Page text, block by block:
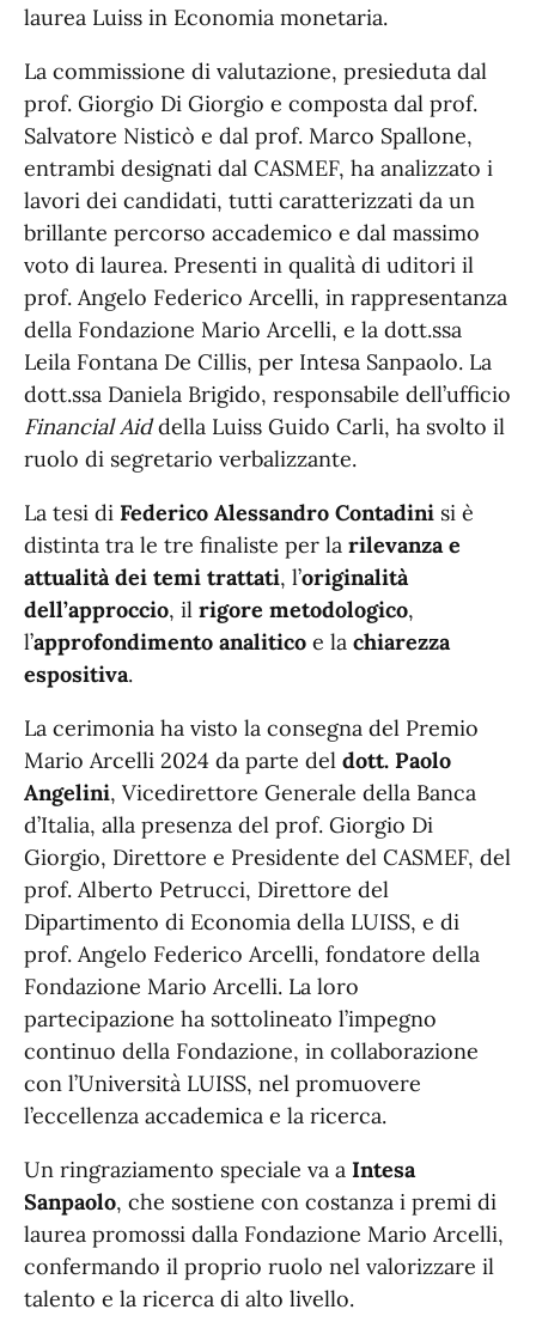
laurea Luiss in Economia monetaria.
La commissione di valutazione, presieduta dal
prof. Giorgio Di Giorgio e composta dal prof.
Salvatore Nisticò e dal prof. Marco Spallone,
entrambi designati dal CASMEF, ha analizzato i
lavori dei candidati, tutti caratterizzati da un
brillante percorso accademico e dal massimo
voto di laurea. Presenti in qualità di uditori il
prof. Angelo Federico Arcelli, in rappresentanza
della Fondazione Mario Arcelli, e la dott.ssa
Leila Fontana De Cillis, per Intesa Sanpaolo. La
dott.ssa Daniela Brigido, responsabile dell’ufficio
Financial Aiddella Luiss Guido Carli, ha svolto il
ruolo di segretario verbalizzante.
La tesi di Federico Alessandro Contadini si è
distinta tra le tre finaliste per la rilevanza e
attualità dei temi trattati, l’originalità
dell’approccio, il rigore metodologico,
l’approfondimento analitico e la chiarezza
espositiva.
La cerimonia ha visto la consegna del Premio
Mario Arcelli 2024 da parte del dott. Paolo
Angelini, Vicedirettore Generale della Banca
d’Italia, alla presenza del prof. Giorgio Di
Giorgio, Direttore e Presidente del CASMEF, del
prof. Alberto Petrucci, Direttore del
Dipartimento di Economia della LUISS, e di
prof. Angelo Federico Arcelli, fondatore della
Fondazione Mario Arcelli. La loro
partecipazione ha sottolineato l’impegno
continuo della Fondazione, in collaborazione
con l’Università LUISS, nel promuovere
l’eccellenza accademica e la ricerca.
Un ringraziamento speciale va a Intesa
Sanpaolo, che sostiene con costanza i premi di
laurea promossi dalla Fondazione Mario Arcelli,
confermando il proprio ruolo nel valorizzare il
talento e la ricerca di alto livello.